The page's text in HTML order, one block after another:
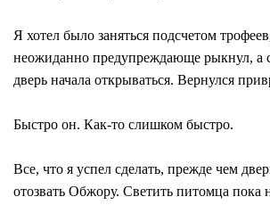
Я хотел было заняться подсчетом
неожиданно предупреждающе рыкнул, а
дверь начала открываться. Вернулся
Быстро он. Как-то слишком быстро.
Все, что я успел сделать, прежде чем
отозвать Обжору. Светить питомца пока